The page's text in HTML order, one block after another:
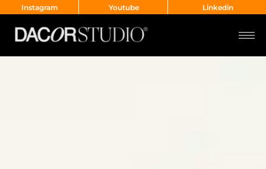
Instagram Youtube Linkedin